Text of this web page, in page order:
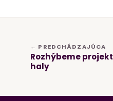
← PREDCHÁDZAJÚCA
Rozhýbeme
haly